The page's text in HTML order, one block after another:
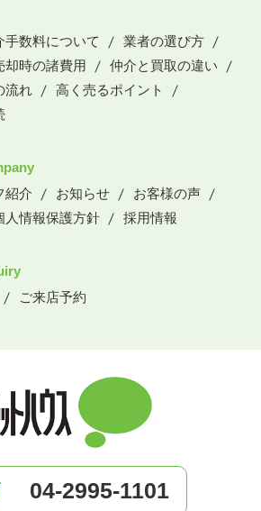
手数料について
業者の選び方
却時の諸費用
仲介と買取の違い
流れ
高く売るポイント
紹介 お知らせ
お客様の声
人情報保護方針 採用情報
ご来店予約
04-2995-1101